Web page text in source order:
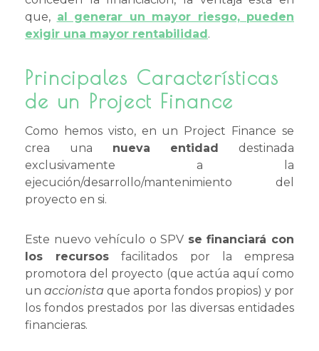
que, al generar un mayor riesgo, pueden
exigir una mayor rentabilidad.
Principales Características
de un Project Finance
Como hemos visto, en un Project Finance se
crea una nueva entidad destinada
exclusivamente a la
ejecución/desarrollo/mantenimiento del
proyecto en si.
Este nuevo vehículo o SPV se financiará con
los recursos facilitados por la empresa
promotora del proyecto (que actúa aquí como
un accionista que aporta fondos propios) y por
los fondos prestados por las diversas entidades
financieras.